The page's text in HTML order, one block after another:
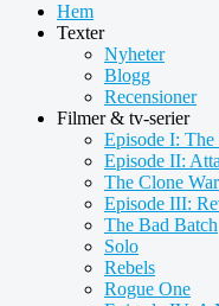
Hem
Texter
Nyheter
Blogg
Recensioner
Filmer & tv-serier
Episode I: The
Episode II:
The Clone
Episode III:
The Bad Batch
Solo
Rebels
Rogue One